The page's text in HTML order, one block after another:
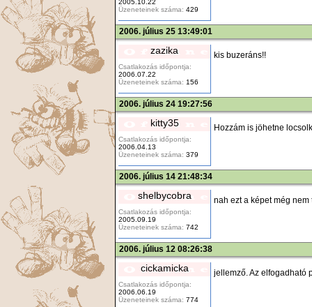
Üzeneteinek száma: 429
2006. július 25 13:49:01
zazika
Csatlakozás időpontja:
2006.07.22
Üzeneteinek száma: 156
kis buzeráns!!
2006. július 24 19:27:56
kitty35
Csatlakozás időpontja:
2006.04.13
Üzeneteinek száma: 379
Hozzám is jöhetne
2006. július 14 21:48:34
shelbycobra
Csatlakozás időpontja:
2005.09.19
Üzeneteinek száma: 742
nah ezt a képet még
2006. július 12 08:26:38
cickamicka
Csatlakozás időpontja:
2006.06.19
Üzeneteinek száma: 774
jellemző. Az elfogadható